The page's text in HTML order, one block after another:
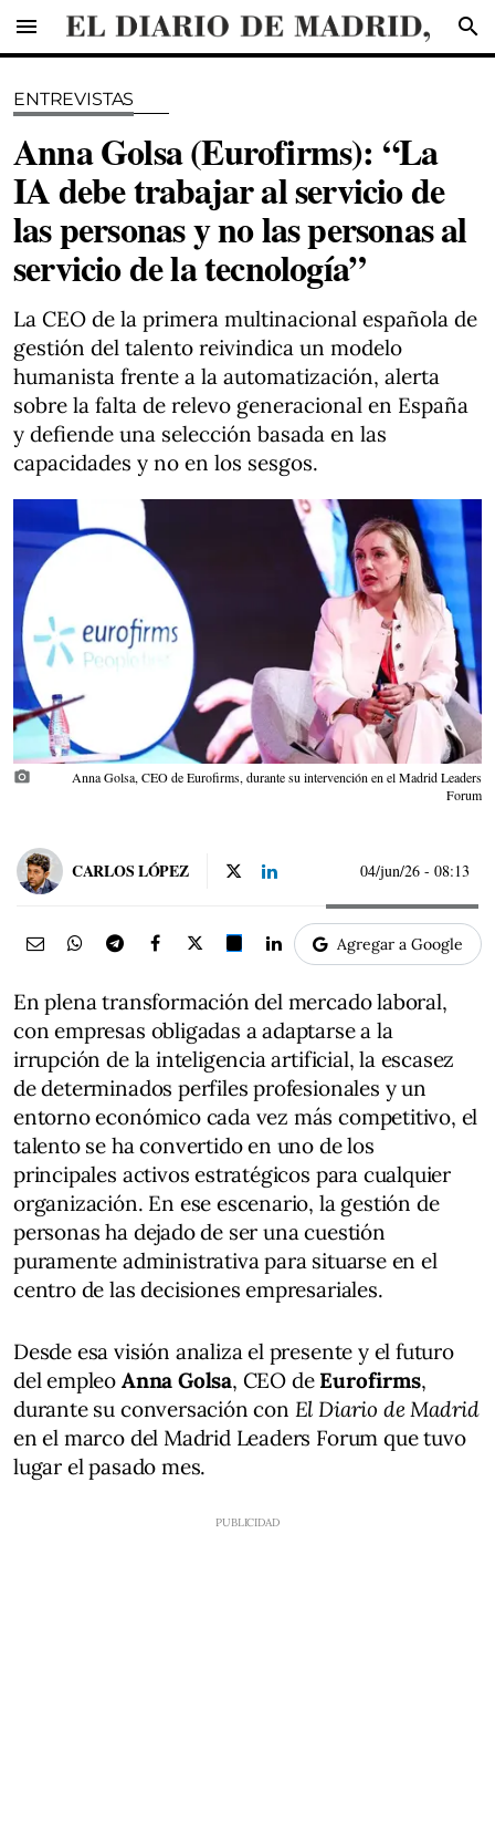
menu search
ENTREVISTAS
Anna Golsa (Eurofirms): “La
IA debe trabajar al servicio de
las personas y no las personas al
servicio de la tecnología”
La CEO de la primera multinacional española de
gestión del talento reivindica un modelo
humanista frente a la automatización, alerta
sobre la falta de relevo generacional en España
y defiende una selección basada en las
capacidades y no en los sesgos.
photo_camera
Anna Golsa, CEO de Eurofirms, durante su intervención en el Madrid Leaders
Forum
CARLOS LÓPEZ 04/jun/26 - 08:13
Agregar a Google
En plena transformación del mercado laboral,
con empresas obligadas a adaptarse a la
irrupción de la inteligencia artificial, la escasez
de determinados perfiles profesionales y un
entorno económico cada vez más competitivo, el
talento se ha convertido en uno de los
principales activos estratégicos para cualquier
organización. En ese escenario, la gestión de
personas ha dejado de ser una cuestión
puramente administrativa para situarse en el
centro de las decisiones empresariales.
Desde esa visión analiza el presente y el futuro
del empleo Anna Golsa, CEO de Eurofirms,
durante su conversación con El Diario de Madrid
en el marco del Madrid Leaders Forum que tuvo
lugar el pasado mes.